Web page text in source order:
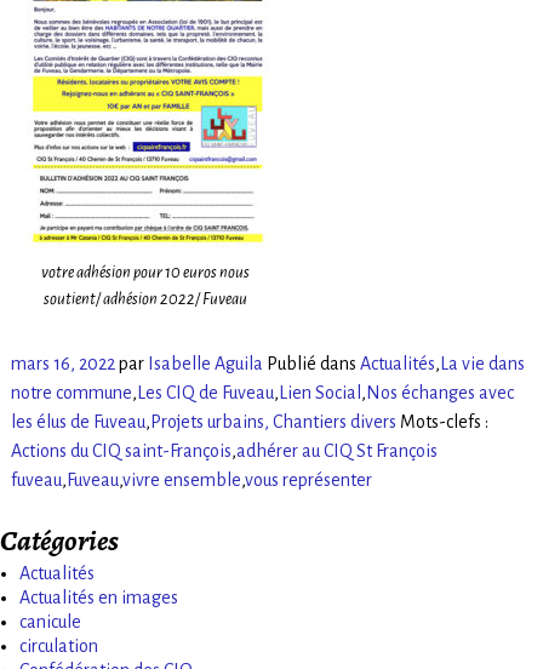
votre adhésion pour 10 euros nous
soutient/ adhésion 2022/ Fuveau
mars 16, 2022 par Isabelle Aguila Publié dans Actualités, La vie dans
notre commune, Les CIQ de Fuveau, Lien Social , Nos échanges avec
les élus de Fuveau, Projets urbains, Chantiers divers Mots-clefs :
Actions du CIQ saint-François,adhérer au CIQ St François
fuveau, Fuveau,vivre ensemble,vous représenter
Catégories
Actualités
Actualités en images
canicule
circulation